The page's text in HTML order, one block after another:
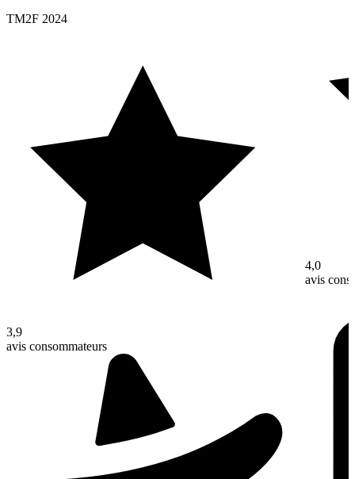
TM2F 2024
3,9
avis consommateurs
4,0
avis